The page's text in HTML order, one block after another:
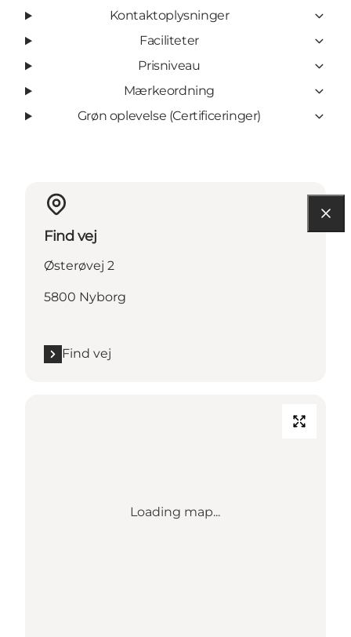
Kontaktoplysninger
Faciliteter
Prisniveau
Mærkeordning
Grøn oplevelse (Certificeringer)
Find vej
Østerøvej 2
5800 Nyborg
Find vej
Loading map...